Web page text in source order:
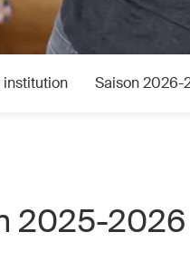
institution Saison 2026-
2025-2026